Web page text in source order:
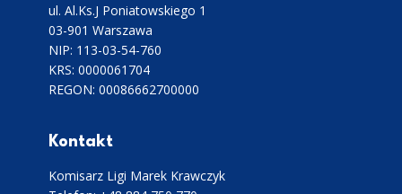
ul. Al.Ks.J Poniatowskiego 1
03-901 Warszawa
NIP: 113-03-54-760
KRS: 0000061704
REGON: 00086662700000
Kontakt
Komisarz Ligi Marek Krawczyk